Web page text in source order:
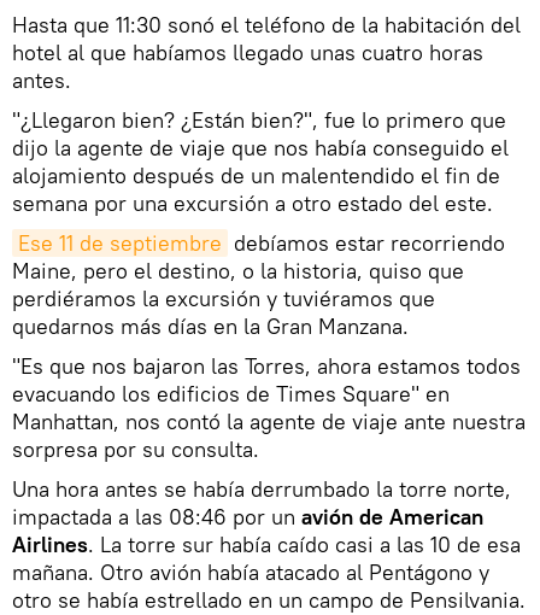
Hasta que 11:30 sonó el teléfono de la habitación del
hotel al que habíamos llegado unas cuatro horas
antes.
"¿Llegaron bien? ¿Están bien?", fue lo primero que
dijo la agente de viaje que nos había conseguido el
alojamiento después de un malentendido el fin de
semana por una excursión a otro estado del este.
Ese 11 de septiembre debíamos estar recorriendo
Maine, pero el destino, o la historia, quiso que
perdiéramos la excursión y tuviéramos que
quedarnos más días en la Gran Manzana.
"Es que nos bajaron las Torres, ahora estamos todos
evacuando los edificios de Times Square" en
Manhattan, nos contó la agente de viaje ante nuestra
sorpresa por su consulta.
Una hora antes se había derrumbado la torre norte,
impactada a las 08:46 por un avión de American
Airlines. La torre sur había caído casi a las 10 de esa
mañana. Otro avión había atacado al Pentágono y
otro se había estrellado en un campo de Pensilvania.